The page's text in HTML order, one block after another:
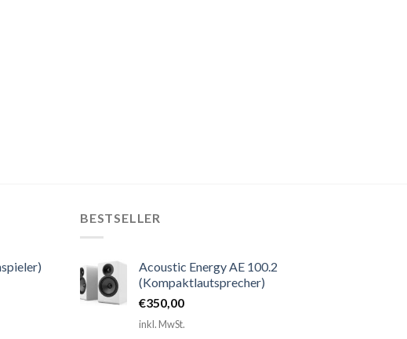
BESTSELLER
Acoustic Energy AE 100.2
(Kompaktlautsprecher)
€350,00
inkl. MwSt.